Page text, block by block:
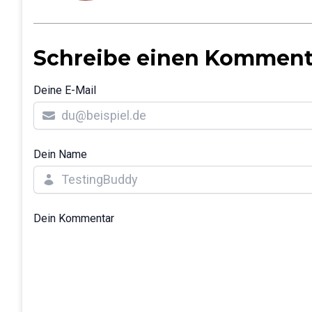
Schreibe einen
Deine E-Mail
Dein Name
Dein Kommentar